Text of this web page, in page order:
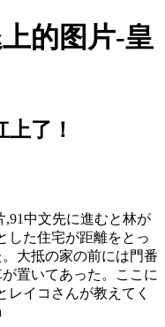
的图片-皇
了！
中文先に進むと林が
した住宅が距離をとっ
大抵の家の前には門番
置いてあった。ここに
レイコさんが教えてく